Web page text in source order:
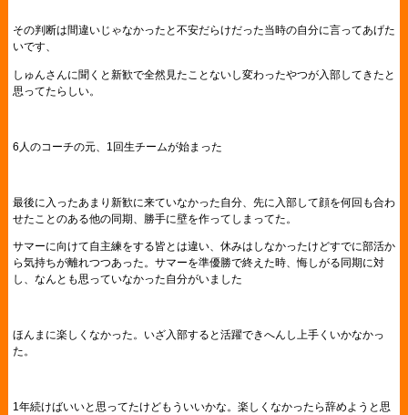
その判断は間違いじゃなかったと不安だらけだった当時の自分に言ってあげた
いです、
しゅんさんに聞くと新歓で全然見たことないし変わったやつが入部してきたと
思ってたらしい。
6人のコーチの元、1回生チームが始まった
最後に入ったあまり新歓に来ていなかった自分、先に入部して顔を何回も合わ
せたことのある他の同期、勝手に壁を作ってしまってた。
サマーに向けて自主練をする皆とは違い、休みはしなかったけどすでに部活か
ら気持ちが離れつつあった。サマーを準優勝で終えた時、悔しがる同期に対
し、なんとも思っていなかった自分がいました
ほんまに楽しくなかった。いざ入部すると活躍できへんし上手くいかなかっ
た。
1年続けばいいと思ってたけどもういいかな。楽しくなかったら辞めようと思